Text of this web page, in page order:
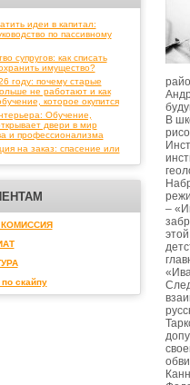
идеи в капитал:
по пассивному
супругов: как списать
имущество?
году: почему старые
не работают и как
которое окупится
Обучение,
двери в мир
и профессионализма
на заказ: спасение или
скайпу
В
–